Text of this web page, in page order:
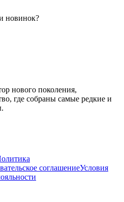
новинок?
нового поколения,
где собраны самые редкие и
соглашениеУсловия